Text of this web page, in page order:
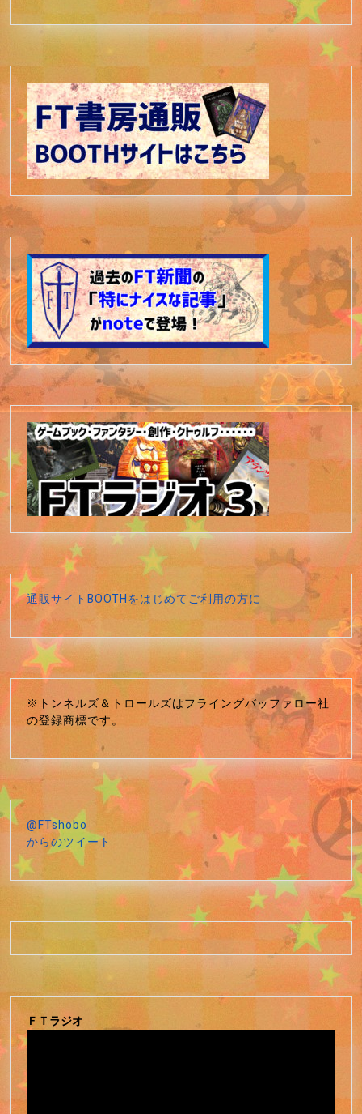
通販サイトBOOTHをはじめてご利用の方に
※トンネルズ＆トロールズはフライングバッファロー社
の登録商標です。
@FTshobo
からのツイート
ＦＴラジオ